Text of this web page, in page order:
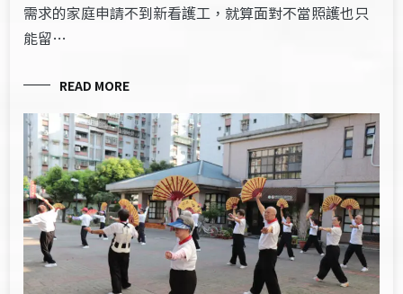
需求的家庭申請不到新看護工，就算面對不當照護也只
能留…
READ MORE